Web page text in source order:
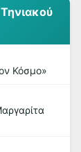
Κόσμο»